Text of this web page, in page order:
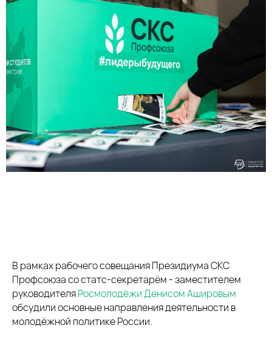
В рамках рабочего совещания Президиума СКС
Профсоюза со статс-секретарём - заместителем
руководителяРосмолодёжиДенисом Ашировым
обсудили основные направления деятельности в
молодёжной политике России.